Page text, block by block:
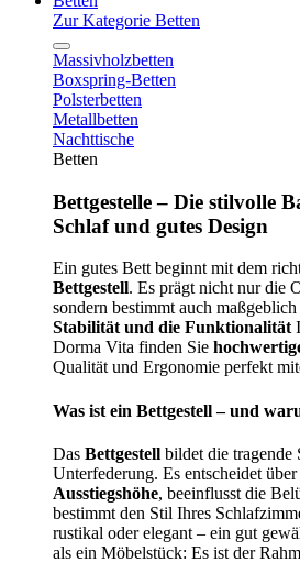
Zur Kategorie Betten
Massivholzbetten
Boxspring-Betten
Polsterbetten
Metallbetten
Nachttische
Betten
Bettgestelle – Die stilvolle
Schlaf und gutes Design
Ein gutes Bett beginnt mit dem
Bettgestell. Es prägt nicht nur die
sondern bestimmt auch maßgeblich
Stabilität und die Funktionalität
Dorma Vita finden Sie
Qualität und Ergonomie perfekt
Was ist ein Bettgestell – und
Das Bettgestell bildet die tragende
Unterfederung. Es entscheidet
Ausstiegshöhe, beeinflusst die
bestimmt den Stil Ihres
rustikal oder elegant – ein gut
als ein Möbelstück: Es ist der